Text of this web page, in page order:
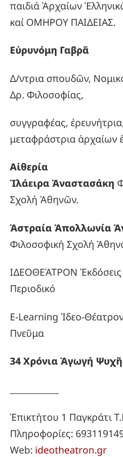
παιδιά Ἀρχαίων
καί ΟΜΗΡΟΥ ΠΑΙΔΕΙΑΣ.
Εὐρυνόμη Γαβρᾶ
Δ/ντρια σπουδῶν,
Δρ. Φιλοσοφίας,
συγγραφέας,
μεταφράστρια ἀρχαίων
Αἰθερία
Ἰλάειρα Ἀναστασάκη
Σχολή Ἀθηνῶν.
Ἀστραία Ἀπολλωνία
Φιλοσοφική Σχολή
ΙΔΕΟΘΕΆΤΡΟΝ Ἐκδόσεις
Περιοδικό
E-Learning Ἰδεο-
Πνεῦμα
34ΧρόνιαἈγωγή
Ἐπικτήτου 1 Παγκράτι
Πληροφορίες:
Web: ideotheatron.gr